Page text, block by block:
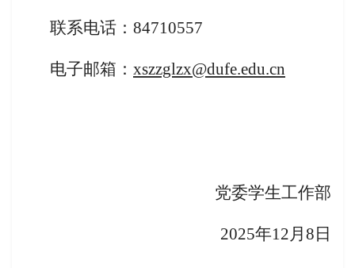
联系电话：84710557
电子邮箱： xszzglzx@dufe.edu.cn
党委学生工作部
2025年12月 8 日